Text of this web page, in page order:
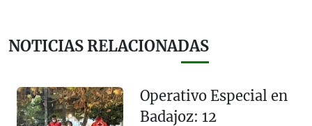
NOTICIAS RELACIONADAS
Operativo Especial en
Badajoz: 12